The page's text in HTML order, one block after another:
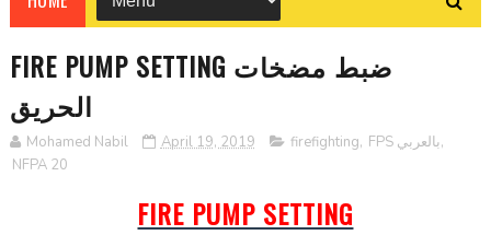
FIRE PUMP SETTING ضبط مضخات
الحريق
Mohamed Nabil April 19, 2019 firefighting, FPS بالعربي,
NFPA 20
FIRE PUMP SETTING